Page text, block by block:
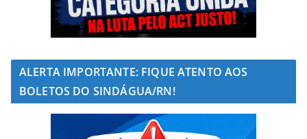
ALERTA IMPORTANTE: FIQUE ATENTO AOS
BOLETOS DO SINDÁGUA/RN!